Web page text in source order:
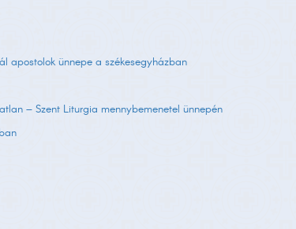
apostolok ünnepe a székesegyházban
– Szent Liturgia mennybemenetel ünnepén